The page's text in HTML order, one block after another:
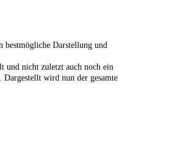
bestmögliche Darstellung und
und nicht zuletzt auch noch ein
Dargestellt wird nun der gesamte